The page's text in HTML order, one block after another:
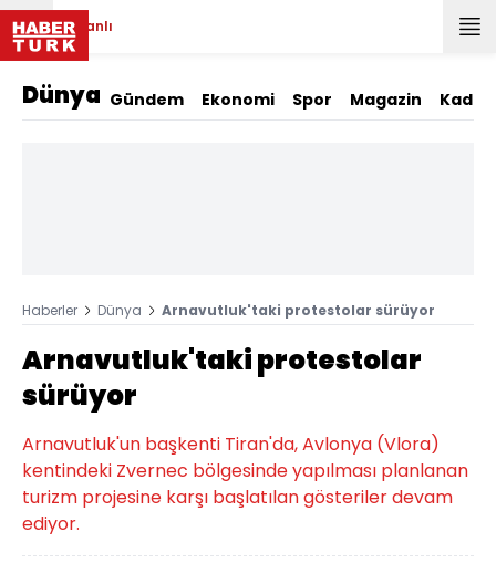
Canlı
Dünya Gündem Ekonomi Spor Magazin Kadın
Haberler Dünya Arnavutluk'taki protestolar sürüyor
Arnavutluk'taki protestolar
sürüyor
Arnavutluk'un başkenti Tiran'da, Avlonya (Vlora)
kentindeki Zvernec bölgesinde yapılması planlanan
turizm projesine karşı başlatılan gösteriler devam
ediyor.